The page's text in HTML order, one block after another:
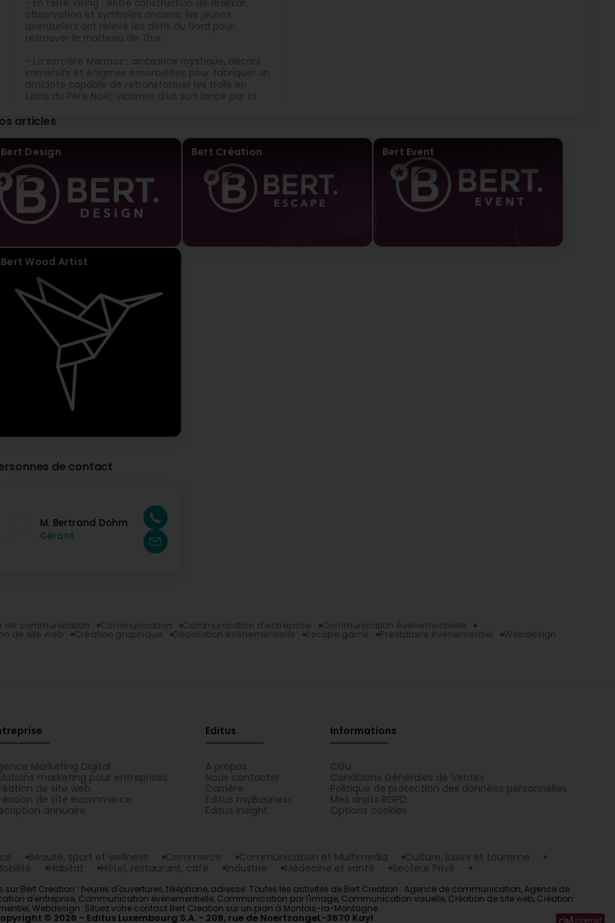
Bert Creation
Il y a 9 Mois
Merci pour votre confiance
- En terre Viking : entre construction de drakkar,
observation et symboles anciens, les jeunes
aventuriers ont relevé les défis du Nord pour
retrouver le marteau de Thor.
- La sorcière Mermoz : ambiance mystique, décors
immersifs et énigmes ensorcelées pour fabriquer un
antidote capable de retransformer les trolls en
lutins du Père Noël, victimes d’un sort lancé par la
coopération, avec des décors, objets et épreuves
adaptés aux enfants pour une expérience ludique et
sensorielle unique.
Un grand merci à l’équipe d’animation de
l'ASSOCIATION LES CATT'MOMES
pour l’accueil et à
tous les enfants pour leur énergie et leur
imagination débordante 😊 !
articles
Bert Design Bert Création Bert Event
Bert Wood Artist
de contact
M. Bertrand Dohm
Gérant
de communication Communication Communication d'entreprise Communication évènementielle
de site web Création graphique Décoration évènementielle Escape game Prestataire évènementiel Webdesign
Marketing Digital
marketing pour entreprises
de site web
de site ecommerce
annuaire
Editus
A propos
Nous contacter
Carrière
Editus myBusiness
Editus Insight
Informations
CGU
Conditions Générales de Ventes
Politique de protection des données personnelles
Mes droits RGPD
Options cookies
Beauté, sport et wellness Commerce Communication et Multimedia
Culture, loisirs et tourisme
Habitat Hôtel, restaurant, café Industrie Médecine et santé Secteur Privé
Bert Creation : heures d'ouvertures, téléphone, adresse. Toutes les activités de Bert Creation : Agence de communication, Agence de
d'entreprise, Communication évènementielle, Communication par l'image, Communication visuelle, Création de site web, Création
Webdesign. Situez votre contact Bert Creation sur un plan à Montois-la-Montagne.
© 2026 Editus Luxembourg S.A. 208, rue de NoertzangeL-3670 Kayl